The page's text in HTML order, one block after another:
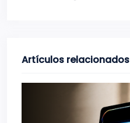
Artículos relacionados